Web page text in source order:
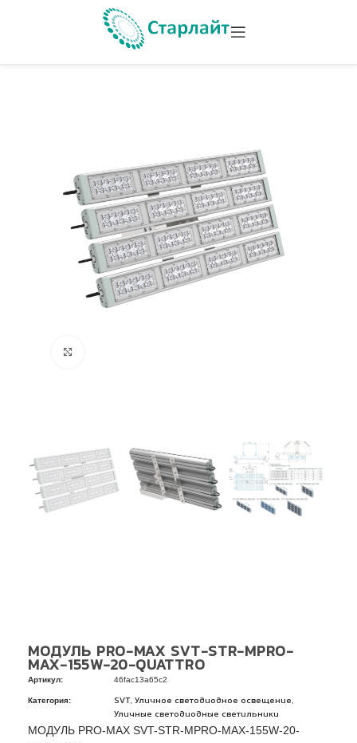
МОДУЛЬ PRO-MAX SVT-STR-MPRO-
MAX-155W-20-QUATTRO
Артикул: 46fac13a65c2
Категория: SVT, Уличное светодиодное освещение
Уличные светодиодные светильники
МОДУЛЬ PRO-MAX SVT-STR-MPRO-MAX-155W-20-